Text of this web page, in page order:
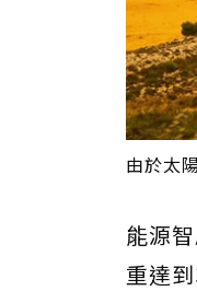
由於太
能源
重達